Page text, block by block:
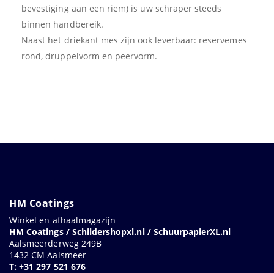
bevestiging aan een riem) is uw schraper steeds
binnen handbereik.
Naast het driekant mes zijn ook leverbaar: reservemes
rond, druppelvorm en peervorm.
HM Coatings
Winkel en afhaalmagazijn
HM Coatings / Schildershopxl.nl / SchuurpapierXL.nl
Aalsmeerderweg 249B
1432 CM Aalsmeer
T: +31 297 521 676